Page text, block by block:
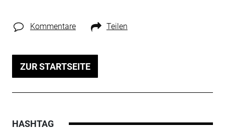
Kommentare Teilen
ZUR STARTSEITE
HASHTAG